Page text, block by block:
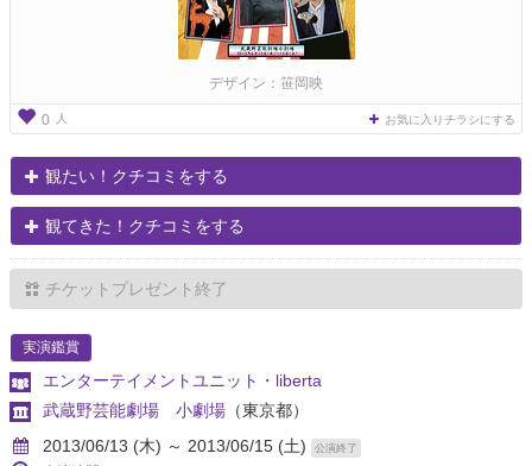
デザイン：笹岡映
0 人 お気に入りチラシにする
観たい！クチコミをする
観てきた！クチコミをする
チケットプレゼント終了
実演鑑賞
エンターテイメントユニット・liberta
武蔵野芸能劇場 小劇場 （東京都）
2013/06/13 (木) ～ 2013/06/15 (土)
公演終了